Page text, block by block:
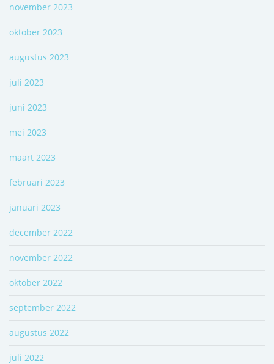
november 2023
oktober 2023
augustus 2023
juli 2023
juni 2023
mei 2023
maart 2023
februari 2023
januari 2023
december 2022
november 2022
oktober 2022
september 2022
augustus 2022
juli 2022